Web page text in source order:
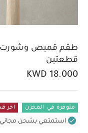
طقم قميص وشورت
قطعتين
KWD 18.000
متوفرة في المخزن اخر
استمتعي بشحن مجاني